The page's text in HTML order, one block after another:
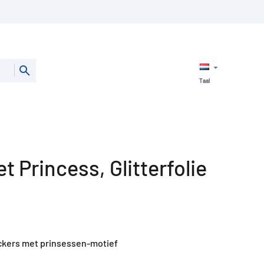
Taal
Princess, Glitterfolie
met prinsessen-motief